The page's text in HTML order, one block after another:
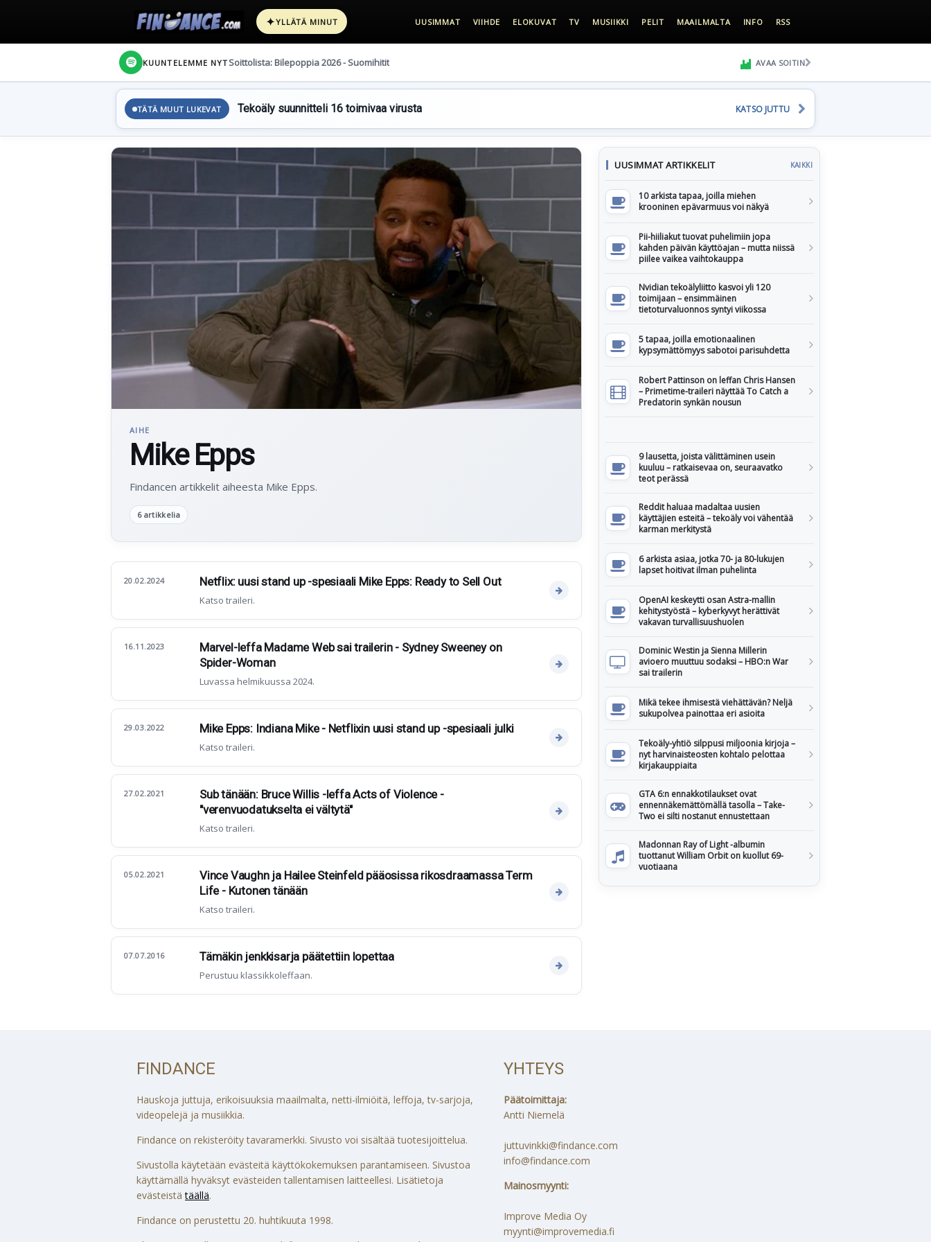
✦YLLÄTÄ MINUT UUSIMMAT VIIHDE ELOKUVAT TV MUSIIKKI PELIT MAAILMALTA INFO RSS
KUUNTELEMME NYT Soittolista: Bilepoppia 2026 - Suomihitit AVAA SOITIN
TÄTÄ MUUT LUKEVAT Tekoäly suunnitteli 16 toimivaa virusta KATSO JUTTU
AIHE
Mike Epps
Findancen artikkelit aiheesta Mike Epps.
6 artikkelia
20.02.2024 Netflix: uusi stand up -spesiaali Mike Epps: Ready to Sell Out
Katso traileri.
16.11.2023
Marvel-leffa Madame Web sai trailerin - Sydney Sweeney on
Spider-Woman
Luvassa helmikuussa 2024.
29.03.2022 Mike Epps: Indiana Mike - Netflixin uusi stand up -spesiaali julki
Katso traileri.
27.02.2021
Sub tänään: Bruce Willis -leffa Acts of Violence -
"verenvuodatukselta ei vältytä"
Katso traileri.
05.02.2021
Vince Vaughn ja Hailee Steinfeld pääosissa rikosdraamassa Term
Life - Kutonen tänään
Katso traileri.
07.07.2016 Tämäkin jenkkisarja päätettiin lopettaa
Perustuu klassikkoleffaan.
UUSIMMAT ARTIKKELIT KAIKKI
10 arkista tapaa, joilla miehen
krooninen epävarmuus voi näkyä
Pii-hiiliakut tuovat puhelimiin jopa
kahden päivän käyttöajan – mutta niissä
piilee vaikea vaihtokauppa
Nvidian tekoälyliitto kasvoi yli 120
toimijaan – ensimmäinen
tietoturvaluonnos syntyi viikossa
5 tapaa, joilla emotionaalinen
kypsymättömyys sabotoi parisuhdetta
Robert Pattinson on leffan Chris Hansen
– Primetime-traileri näyttää To Catch a
Predatorin synkän nousun
9 lausetta, joista välittäminen usein
kuuluu – ratkaisevaa on, seuraavatko
teot perässä
Reddit haluaa madaltaa uusien
käyttäjien esteitä – tekoäly voi vähentää
karman merkitystä
6 arkista asiaa, jotka 70- ja 80-lukujen
lapset hoitivat ilman puhelinta
OpenAI keskeytti osan Astra-mallin
kehitystyöstä – kyberkyvyt herättivät
vakavan turvallisuushuolen
Dominic Westin ja Sienna Millerin
avioero muuttuu sodaksi – HBO:n War
sai trailerin
Mikä tekee ihmisestä viehättävän? Neljä
sukupolvea painottaa eri asioita
Tekoäly-yhtiö silppusi miljoonia kirjoja –
nyt harvinaisteosten kohtalo pelottaa
kirjakauppiaita
GTA 6:n ennakkotilaukset ovat
ennennäkemättömällä tasolla – Take-
Two ei silti nostanut ennustettaan
Madonnan Ray of Light -albumin
tuottanut William Orbit on kuollut 69-
vuotiaana
FINDANCE
Hauskoja juttuja, erikoisuuksia maailmalta, netti-ilmiöitä, leffoja, tv-sarjoja,
videopelejä ja musiikkia.
Findance on rekisteröity tavaramerkki. Sivusto voi sisältää tuotesijoittelua.
Sivustolla käytetään evästeitä käyttökokemuksen parantamiseen. Sivustoa
käyttämällä hyväksyt evästeiden tallentamisen laitteellesi. Lisätietoja
evästeistätäällä.
Findance on perustettu 20. huhtikuuta 1998.
YHTEYS
Päätoimittaja:
Antti Niemelä
juttuvinkki@findance.com
info@findance.com
Mainosmyynti:
Improve Media Oy
myynti@improvemedia.fi